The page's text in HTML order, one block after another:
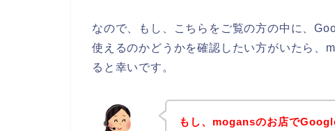
なので、もし、こちらをご覧の方の中に、
使えるのかどうかを確認したい方がいたら、
ると幸いです。
もし、mogansのお店で